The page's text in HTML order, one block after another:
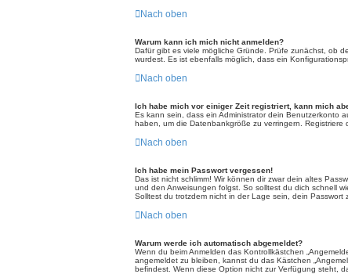
Nach oben
Warum kann ich mich nicht anmelden?
Dafür gibt es viele mögliche Gründe. Prüfe zunächst, ob
wurdest. Es ist ebenfalls möglich, dass ein
Nach oben
Ich habe mich vor einiger Zeit registriert, kann mich
Es kann sein, dass ein Administrator dein Benutzerkonto
haben, um die Datenbankgröße zu verringern.
Nach oben
Ich habe mein Passwort vergessen!
Das ist nicht schlimm! Wir können dir zwar dein altes
und den Anweisungen folgst. So solltest du dich schnell
Solltest du trotzdem nicht in der Lage sein, dein Passwort
Nach oben
Warum werde ich automatisch abgemeldet?
Wenn du beim Anmelden das Kontrollkästchen
angemeldet zu bleiben, kannst du das Kästchen
befindest. Wenn diese Option nicht zur Verfügung steht,